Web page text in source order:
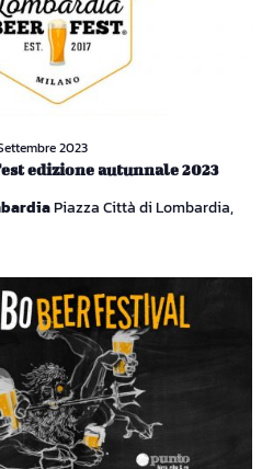
edizione autunnale 2023
2023
Piazza Città di Lombardia,